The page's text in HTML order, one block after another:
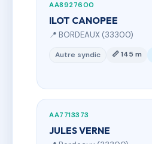
AA8927600
ILOT CANOPEE
📍 BORDEAUX (33300)
Autre syndic 📏 145 m
AA7713373
JULES VERNE